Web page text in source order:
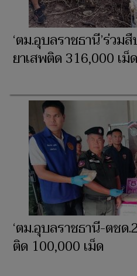
‘ตม.อุบลราชธานี’ร่วม
ยาเสพติด 316,000 เม็ด
‘ตม.อุบลราชธานี-ตชด
ติด 100,000 เม็ด